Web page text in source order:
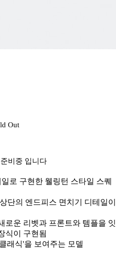
Out
비중 입니다
로 구현한 웰링턴 스타일 스퀘
단의 엔드피스 면치기 디테일이
로운 리벳과 프론트와 템플을 잇
식이 구현됨
래식'을 보여주는 모델